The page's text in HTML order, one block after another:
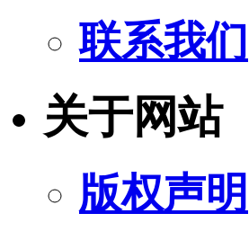
联系我们
关于网站
版权声明